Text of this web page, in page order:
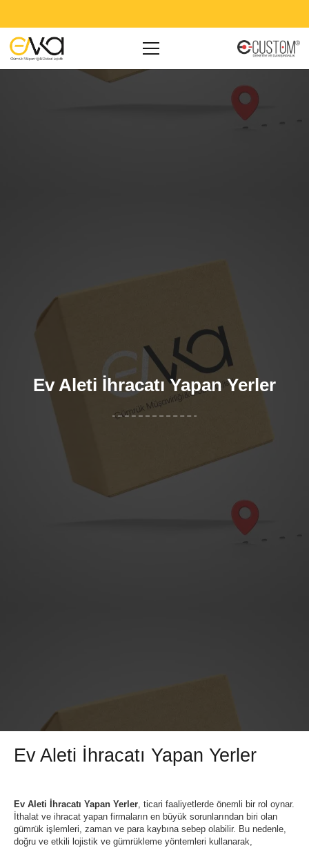
Ev Aleti İhracatı Yapan Yerler
Ev Aleti İhracatı Yapan Yerler
Ev Aleti İhracatı Yapan Yerler, ticari faaliyetlerde önemli bir rol oynar.
İthalat ve ihracat yapan firmaların en büyük sorunlarından biri olan
gümrük işlemleri, zaman ve para kaybına sebep olabilir. Bu nedenle,
doğru ve etkili lojistik ve gümrükleme yöntemleri kullanarak,